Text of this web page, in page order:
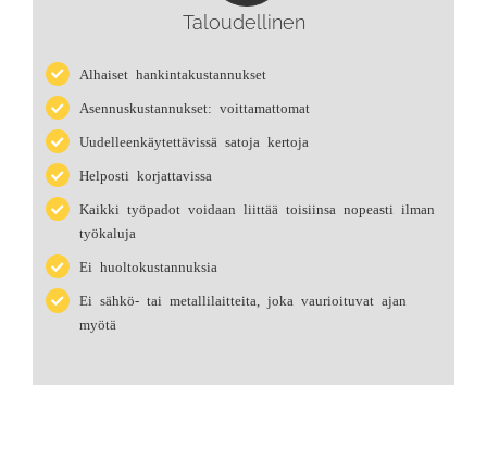
Taloudellinen
Alhaiset hankintakustannukset
Asennuskustannukset: voittamattomat
Uudelleenkäytettävissä satoja kertoja
Helposti korjattavissa
Kaikki työpadot voidaan liittää toisiinsa nopeasti ilman
työkaluja
Ei huoltokustannuksia
Ei sähkö- tai metallilaitteita, joka vaurioituvat ajan
myötä